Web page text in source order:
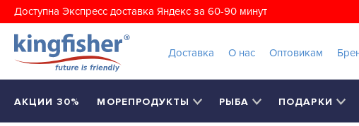
Доступна Экспресс доставка Яндекс за 60-90 минут
Доставка О нас Оптовикам
АКЦИИ 30% МОРЕПРОДУКТЫ РЫБА ПОДАРКИ